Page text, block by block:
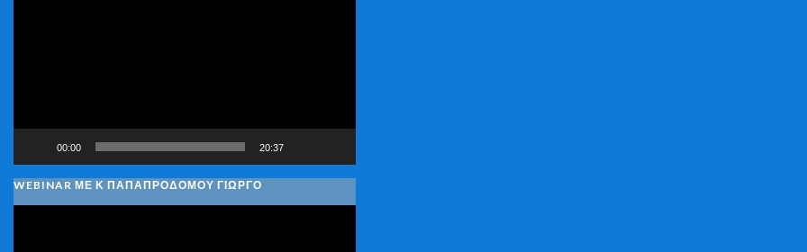
00:00 20:37
WEBINAR ΜΕ Κ ΠΑΠΑΠΡΟΔΌΜΟΥ ΓΙΏΡΓΟ